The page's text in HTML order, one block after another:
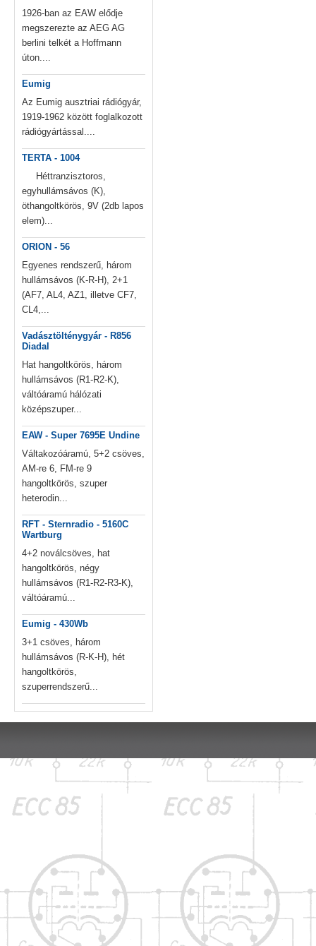
1926-ban az EAW elődje
megszerezte az AEG AG
berlini telkét a Hoffmann
úton....
Eumig
Az Eumig ausztriai rádiógyár,
1919-1962 között foglalkozott
rádiógyártással....
TERTA - 1004
Héttranzisztoros,
egyhullámsávos (K),
öthangoltkörös, 9V (2db lapos
elem)...
ORION - 56
Egyenes rendszerű, három
hullámsávos (K-R-H), 2+1
(AF7, AL4, AZ1, illetve CF7,
CL4,...
Vadásztölténygyár - R856
Diadal
Hat hangoltkörös, három
hullámsávos (R1-R2-K),
váltóáramú hálózati
középszuper...
EAW - Super 7695E Undine
Váltakozóáramú, 5+2 csöves,
AM-re 6, FM-re 9
hangoltkörös, szuper
heterodin...
RFT - Sternradio - 5160C
Wartburg
4+2 noválcsöves, hat
hangoltkörös, négy
hullámsávos (R1-R2-R3-K),
váltóáramú...
Eumig - 430Wb
3+1 csöves, három
hullámsávos (R-K-H), hét
hangoltkörös,
szuperrendszerű...